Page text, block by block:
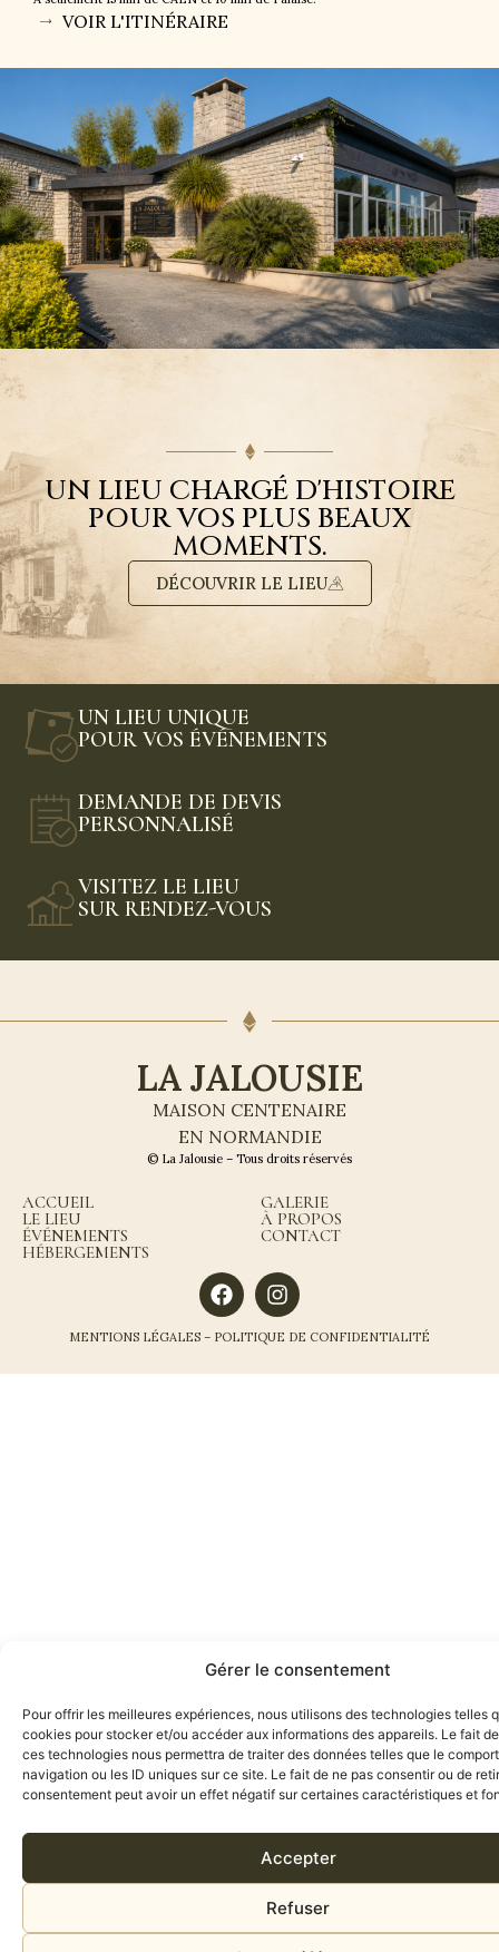
Gérer le consentement
Pour offrir les meilleures expériences, nous utilisons des technologies telles
cookies pour stocker et/ou accéder aux informations des appareils. Le fait
ces technologies nous permettra de traiter des données telles que le
navigation ou les ID uniques sur ce site. Le fait de ne pas consentir ou de
consentement peut avoir un effet négatif sur certaines caractéristiques et
Accepter
Refuser
VOIR L'ITINÉRAIRE
UN LIEU CHARGÉ D'HISTOIRE
POUR VOS PLUS BEAUX
MOMENTS.
DÉCOUVRIR LE LIEU
UN LIEU UNIQUE
POUR VOS ÉVÉNEMENTS
DEMANDE DE DEVIS
PERSONNALISÉ
VISITEZ LE LIEU
SUR RENDEZ-VOUS
LA JALOUSIE
MAISON CENTENAIRE
EN NORMANDIE
© La Jalousie – Tous droits réservés
ACCUEIL
LE LIEU
ÉVÉNEMENTS
HÉBERGEMENTS
GALERIE
À PROPOS
CONTACT
MENTIONS LÉGALES – POLITIQUE DE CONFIDENTIALITÉ